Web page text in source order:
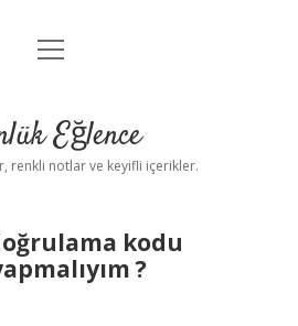
Anasayfa
Yasal Uyarı
menüyü
Eğlence
renkli notlar ve keyifli içerikler.
kodu
?